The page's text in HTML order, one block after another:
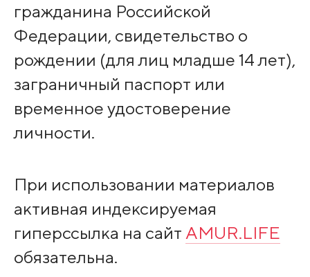
гражданина Российской
Федерации, свидетельство о
рождении (для лиц младше 14 лет),
заграничный паспорт или
временное удостоверение
личности.
При использовании материалов
активная индексируемая
гиперссылка на сайт AMUR.LIFE
обязательна.